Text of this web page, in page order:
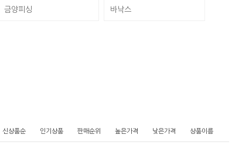
금양피싱 바낙스
신상품순 인기상품 판매순위 높은가격 낮은가격 상품이름